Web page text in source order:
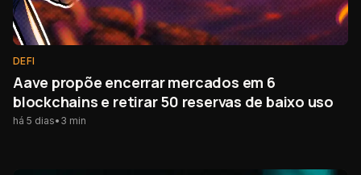
DEFI
Aave propõe encerrar mercados em 6
blockchains e retirar 50 reservas de baixo uso
há 5 dias• 3 min